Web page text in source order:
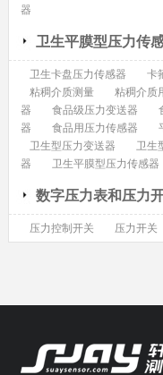
器
卫生平膜型压力传
卫生卡盘压力传感器 卡
粘稠介质测量
粘稠介质
器
食品级压力变送器
器
食品用压力传感器
卫生型压力变送器
卫生
器
卫生平膜型压力传感器
数字压力表和压力
压力控制开关 压力开关